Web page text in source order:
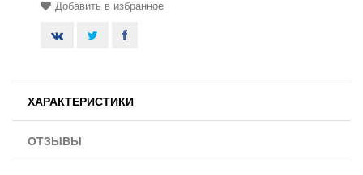
Добавить в избранное
ХАРАКТЕРИСТИКИ
ОТЗЫВЫ